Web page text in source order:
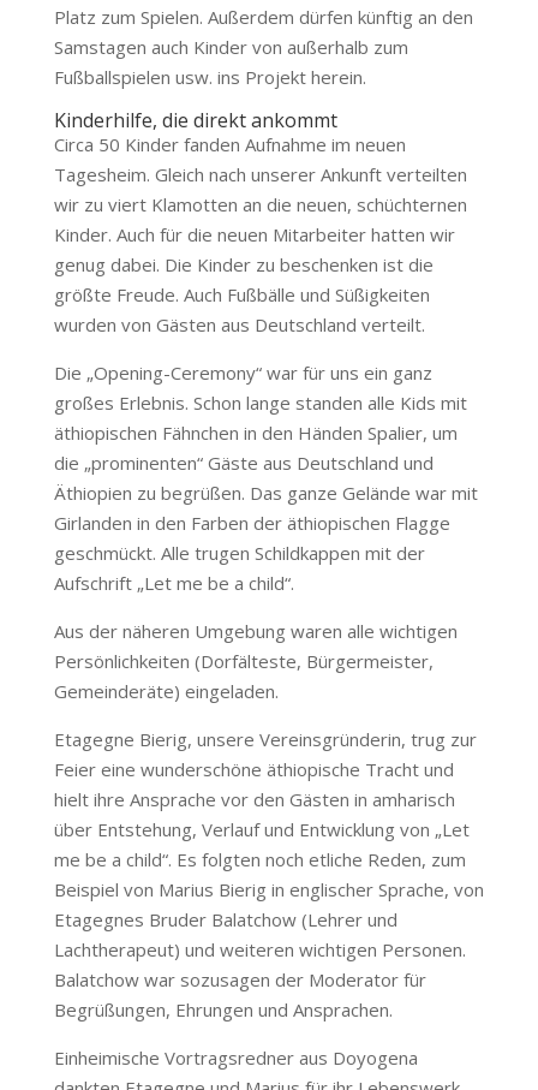
Platz zum Spielen. Außerdem dürfen künftig an den
Samstagen auch Kinder von außerhalb zum
Fußballspielen usw. ins Projekt herein.
Kinderhilfe, die direkt ankommt
Circa 50 Kinder fanden Aufnahme im neuen
Tagesheim. Gleich nach unserer Ankunft verteilten
wir zu viert Klamotten an die neuen, schüchternen
Kinder. Auch für die neuen Mitarbeiter hatten wir
genug dabei. Die Kinder zu beschenken ist die
größte Freude. Auch Fußbälle und Süßigkeiten
wurden von Gästen aus Deutschland verteilt.
Die „Opening-Ceremony“ war für uns ein ganz
großes Erlebnis. Schon lange standen alle Kids mit
äthiopischen Fähnchen in den Händen Spalier, um
die „prominenten“ Gäste aus Deutschland und
Äthiopien zu begrüßen. Das ganze Gelände war mit
Girlanden in den Farben der äthiopischen Flagge
geschmückt. Alle trugen Schildkappen mit der
Aufschrift „Let me be a child“.
Aus der näheren Umgebung waren alle wichtigen
Persönlichkeiten (Dorfälteste, Bürgermeister,
Gemeinderäte) eingeladen.
Etagegne Bierig, unsere Vereinsgründerin, trug zur
Feier eine wunderschöne äthiopische Tracht und
hielt ihre Ansprache vor den Gästen in amharisch
über Entstehung, Verlauf und Entwicklung von „Let
me be a child“. Es folgten noch etliche Reden, zum
Beispiel von Marius Bierig in englischer Sprache, von
Etagegnes Bruder Balatchow (Lehrer und
Lachtherapeut) und weiteren wichtigen Personen.
Balatchow war sozusagen der Moderator für
Begrüßungen, Ehrungen und Ansprachen.
Einheimische Vortragsredner aus Doyogena